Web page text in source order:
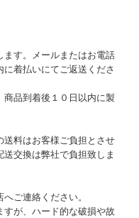
ます。メールまたはお電話
着払いにてご返送くださ
品到着後１０日以内に製
送料はお客様ご負担とさせ
交換は弊社で負担致しま
ご連絡ください。
が、ハード的な破損や故